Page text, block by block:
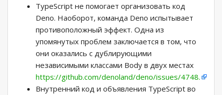
TypeScript не помогает организовать код
Deno. Наоборот, команда Deno испытывает
противоположный эффект. Одна из
упомянутых проблем заключается в том, что
они оказались с дублирующими
независимыми классами Body в двух местах
https://github.com/denoland/deno/issues/4748.
Внутренний код и объявления TypeScript во